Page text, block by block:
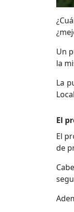
Un
la
La
El
El
de